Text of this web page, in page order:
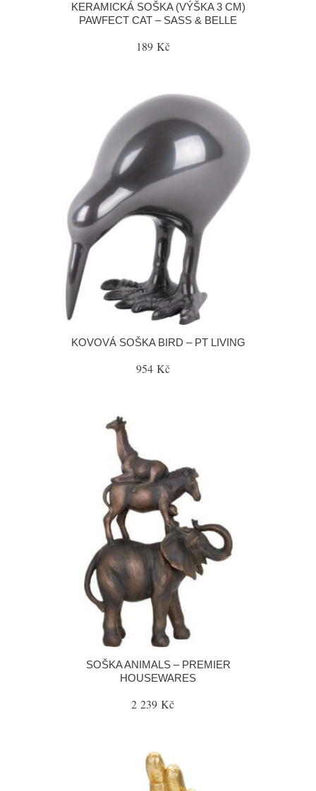
KERAMICKÁ SOŠKA (VÝŠKA 3 CM)
PAWFECT CAT – SASS & BELLE
189 Kč
KOVOVÁ SOŠKA BIRD – PT LIVING
954 Kč
SOŠKA ANIMALS – PREMIER
HOUSEWARES
2 239 Kč